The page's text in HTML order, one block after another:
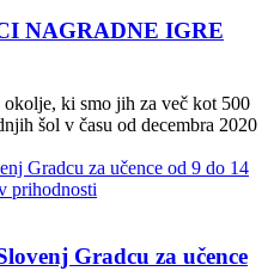
NAGRADNE IGRE
ki smo jih za več kot 500
šol v času od decembra 2020
Gradcu za učence